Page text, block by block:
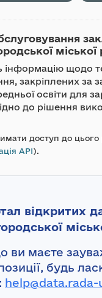
міської
інформацію щодо
закріплених за
освіти для
до рішення
доступ до цього
API).
відкритих
ви маєте
будь